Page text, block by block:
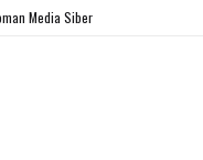
Media Siber